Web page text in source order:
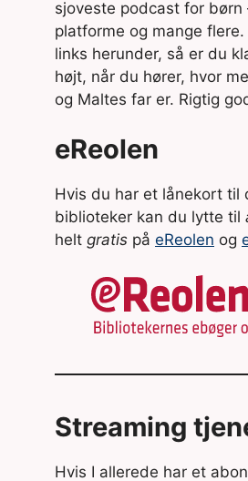
sjoveste podcast for børn
platforme og mange flere.
links herunder, så er du
højt, når du hører, hvor
og Maltes far er. Rigtig
eReolen
Hvis du har et lånekort til
biblioteker kan du lytte til
helt gratis på eReolen og
Streaming
Hvis I allerede har et